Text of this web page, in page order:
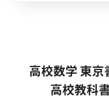
高校数学 東
高校教科